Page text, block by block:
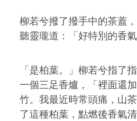
柳若兮撥了撥手中的茶蓋
聽靈瓏道：「好特別的香氣
「是柏葉。」柳若兮指了
一個三足香爐，「裡面還
竹。我最近時常頭痛，山
了這種柏葉，點燃後香氣